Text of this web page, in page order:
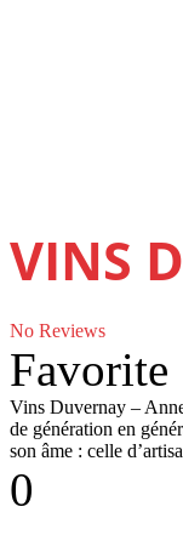
VINS
No Reviews
Favorite
Vins Duvernay –
de génération en
son âme : celle
0